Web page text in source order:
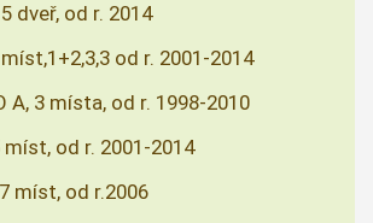
dveř, od r. 2014
od r. 2001-2014
A, 3 místa, od r. 1998-2010
míst, od r. 2001-2014
míst, od r.2006